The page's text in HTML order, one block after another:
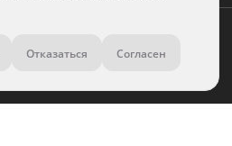
Отказаться Согласен